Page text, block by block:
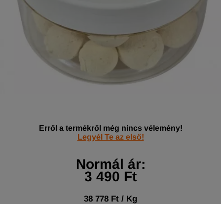
Erről a termékről még nincs vélemény!
Legyél Te az első!
Normál ár:
3 490 Ft
38 778 Ft / Kg